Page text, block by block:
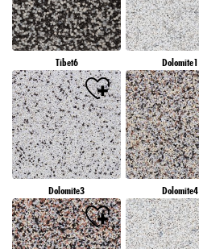
Tibet6 Dolomite1
Dolomite3 Dolomite4